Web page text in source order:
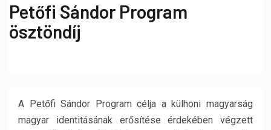
Petőfi Sándor Program
ösztöndíj
A Petőfi Sándor Program célja a külhoni magyarság
magyar identitásának erősítése érdekében végzett